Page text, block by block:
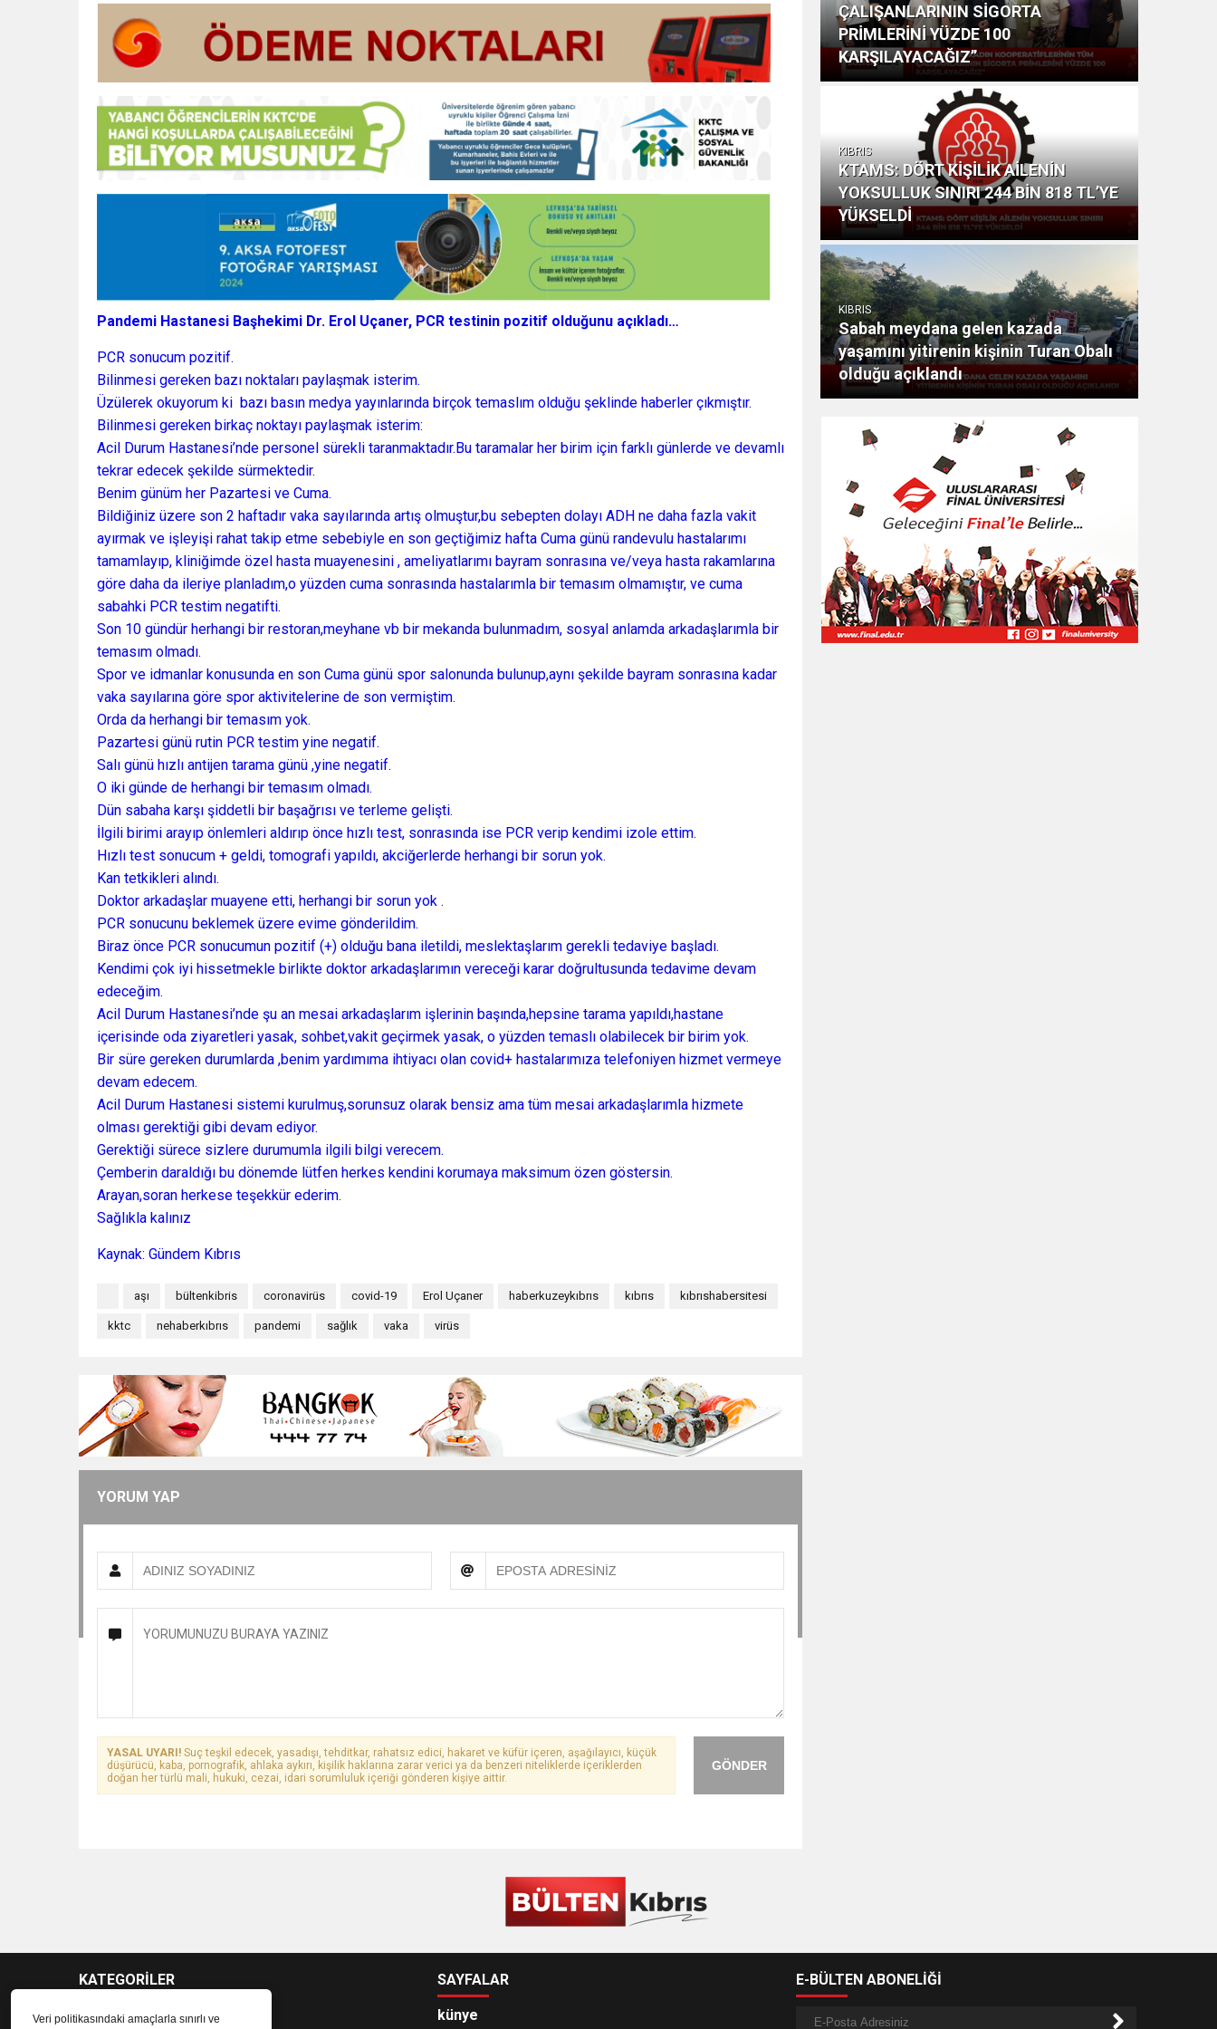
Veri politikasındaki amaçlarla sınırlı ve
Pandemi Hastanesi Başhekimi Dr. Erol Uçaner, PCR testinin pozitif olduğunu açıkladı…
PCR sonucum pozitif.
Bilinmesi gereken bazı noktaları paylaşmak isterim.
Üzülerek okuyorum ki bazı basın medya yayınlarında birçok temaslım olduğu şeklinde haberler çıkmıştır.
Bilinmesi gereken birkaç noktayı paylaşmak isterim:
Acil Durum Hastanesi’nde personel sürekli taranmaktadır.Bu taramalar her birim için farklı günlerde ve devamlı
tekrar edecek şekilde sürmektedir.
Benim günüm her Pazartesi ve Cuma.
Bildiğiniz üzere son 2 haftadır vaka sayılarında artış olmuştur,bu sebepten dolayı ADH ne daha fazla vakit
ayırmak ve işleyişi rahat takip etme sebebiyle en son geçtiğimiz hafta Cuma günü randevulu hastalarımı
tamamlayıp, kliniğimde özel hasta muayenesini , ameliyatlarımı bayram sonrasına ve/veya hasta rakamlarına
göre daha da ileriye planladım,o yüzden cuma sonrasında hastalarımla bir temasım olmamıştır, ve cuma
sabahki PCR testim negatifti.
Son 10 gündür herhangi bir restoran,meyhane vb bir mekanda bulunmadım, sosyal anlamda arkadaşlarımla bir
temasım olmadı.
Spor ve idmanlar konusunda en son Cuma günü spor salonunda bulunup,aynı şekilde bayram sonrasına kadar
vaka sayılarına göre spor aktivitelerine de son vermiştim.
Orda da herhangi bir temasım yok.
Pazartesi günü rutin PCR testim yine negatif.
Salı günü hızlı antijen tarama günü ,yine negatif.
O iki günde de herhangi bir temasım olmadı.
Dün sabaha karşı şiddetli bir başağrısı ve terleme gelişti.
İlgili birimi arayıp önlemleri aldırıp önce hızlı test, sonrasında ise PCR verip kendimi izole ettim.
Hızlı test sonucum + geldi, tomografi yapıldı, akciğerlerde herhangi bir sorun yok.
Kan tetkikleri alındı.
Doktor arkadaşlar muayene etti, herhangi bir sorun yok .
PCR sonucunu beklemek üzere evime gönderildim.
Biraz önce PCR sonucumun pozitif (+) olduğu bana iletildi, meslektaşlarım gerekli tedaviye başladı.
Kendimi çok iyi hissetmekle birlikte doktor arkadaşlarımın vereceği karar doğrultusunda tedavime devam
edeceğim.
Acil Durum Hastanesi’nde şu an mesai arkadaşlarım işlerinin başında,hepsine tarama yapıldı,hastane
içerisinde oda ziyaretleri yasak, sohbet,vakit geçirmek yasak, o yüzden temaslı olabilecek bir birim yok.
Bir süre gereken durumlarda ,benim yardımıma ihtiyacı olan covid+ hastalarımıza telefoniyen hizmet vermeye
devam edecem.
Acil Durum Hastanesi sistemi kurulmuş,sorunsuz olarak bensiz ama tüm mesai arkadaşlarımla hizmete
olması gerektiği gibi devam ediyor.
Gerektiği sürece sizlere durumumla ilgili bilgi verecem.
Çemberin daraldığı bu dönemde lütfen herkes kendini korumaya maksimum özen göstersin.
Arayan,soran herkese teşekkür ederim.
Sağlıkla kalınız
Kaynak: Gündem Kıbrıs
aşı bültenkibris coronavirüs covid-19 Erol Uçaner haberkuzeykıbrıs kıbrıs kıbrıshabersitesi
kktc nehaberkıbrıs pandemi sağlık vaka virüs
YORUM YAP
GÖNDER
YASAL UYARI! Suç teşkil edecek, yasadışı, tehditkar, rahatsız edici, hakaret ve küfür içeren, aşağılayıcı, küçük
düşürücü, kaba, pornografik, ahlaka aykırı, kişilik haklarına zarar verici ya da benzeri niteliklerde içeriklerden
doğan her türlü mali, hukuki, cezai, idari sorumluluk içeriği gönderen kişiye aittir.
ÇALIŞANLARININ SİGORTA
PRİMLERİNİ YÜZDE 100
KARŞILAYACAĞIZ”
KIBRIS
KTAMS: DÖRT KİŞİLİK AİLENİN
YOKSULLUK SINIRI 244 BİN 818 TL’YE
YÜKSELDİ
KIBRIS
Sabah meydana gelen kazada
yaşamını yitirenin kişinin Turan Obalı
olduğu açıklandı
KATEGORİLER SAYFALAR
künye
E-BÜLTEN ABONELİĞİ